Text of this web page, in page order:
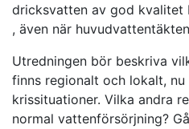
dricksvatten av god kvalitet
, även när
Utredningen bör beskriva
finns regionalt och lokalt,
krissituationer. Vilka andra
normal vattenförsörjning?